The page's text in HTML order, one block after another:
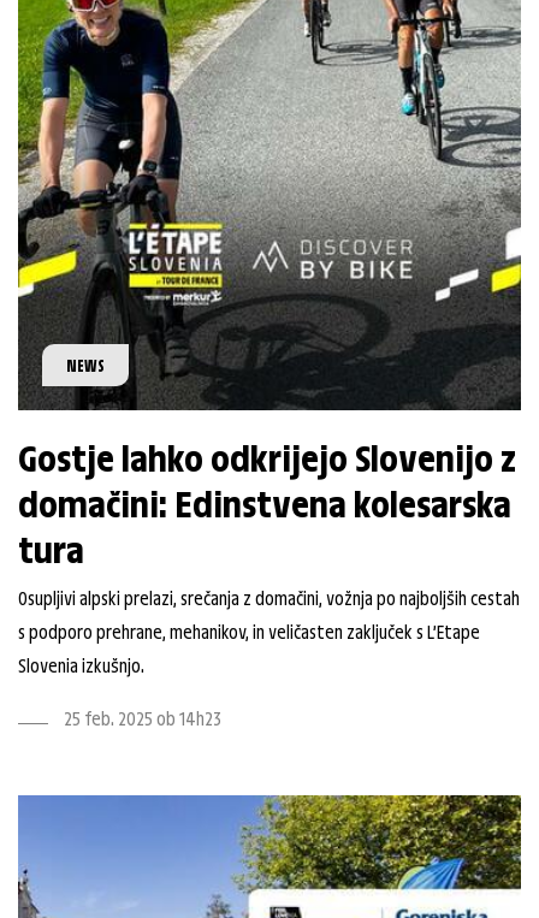
NEWS
Gostje lahko odkrijejo Slovenijo z
domačini: Edinstvena kolesarska
tura
Osupljivi alpski prelazi, srečanja z domačini, vožnja po najboljših cestah
s podporo prehrane, mehanikov, in veličasten zaključek s L’Etape
Slovenia izkušnjo.
25 feb. 2025 ob 14h23